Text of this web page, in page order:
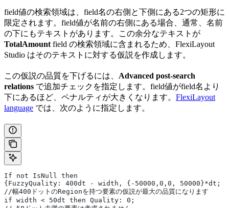
field値の検索領域は、field名の右側と下側にある2つの矩形に
限定されます。field値が名前の右側にある場合、通常、名前
の下にもテキストがあります。この余分なテキストが
TotalAmount field の検索領域に含まれるため、FlexiLayout
Studio はそのテキストに対する仮説を作成します。
この仮説の品質を下げるには、 Advanced post-search
relations で追加チェックを指定します。field値がfield名より
下にあるほど、ペナルティが大きくなります。 FlexiLayout
language では、次のように指定します。
If not IsNull then
{FuzzyQuality: 400dt - width, {-50000,0,0, 50000}*dt;
//幅400ドットのRegionを持つ要素の仮説が最大の品質になります
if width < 50dt then Quality: 0;